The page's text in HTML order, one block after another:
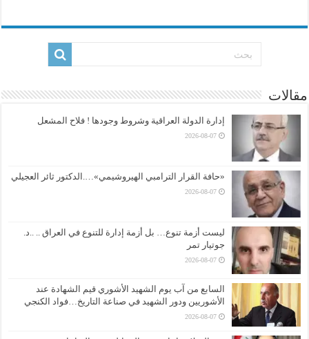
مقالات
إدارة الدولة العراقية وشروط وجودها ! فلاح المشعل
2026-08-07
«حافة القرار الترامبي الهيروشيمي»….الدكتور ثائر العجيلي
2026-08-07
ليست أزمة تنوع… بل أزمة إدارة للتنوع في العراق .. ..د.
جوتيار تمر
2026-08-07
السابع من آب يوم الشهيد الأشوري قيم الشهادة عند
الأشوريين ودور الشهيد في صناعة التاريخ…فواد الكنجي
2026-08-07